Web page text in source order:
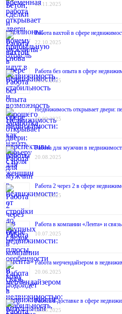
12.11.2025
Работа вахтой в сфере
22.10.2025
Работа без опыта в сфере
01.10.2025
Недвижимость открывает двери:
10.09.2025
Работа для мужчин в
20.08.2025
Работа 2 через 2 в сфере
29.07.2025
Работа в компании «Лента» и
10.07.2025
Работа мерчендайзером в
20.06.2025
Работа в доставке в сфере
03.06.2025